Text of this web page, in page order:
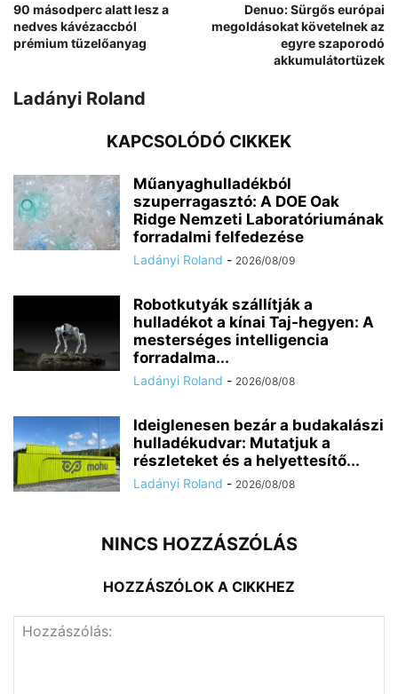
90 másodperc alatt lesz a
nedves kávézaccból
prémium tüzelőanyag
Denuo: Sürgős európai
megoldásokat követelnek az
egyre szaporodó
akkumulátortüzek
Ladányi Roland
KAPCSOLÓDÓ CIKKEK
Műanyaghulladékból
szuperragasztó: A DOE Oak
Ridge Nemzeti Laboratóriumának
forradalmi felfedezése
Ladányi Roland - 2026/08/09
Robotkutyák szállítják a
hulladékot a kínai Taj-hegyen: A
mesterséges intelligencia
forradalma...
Ladányi Roland - 2026/08/08
Ideiglenesen bezár a budakalászi
hulladékudvar: Mutatjuk a
részleteket és a helyettesítő...
Ladányi Roland - 2026/08/08
NINCS HOZZÁSZÓLÁS
HOZZÁSZÓLOK A CIKKHEZ